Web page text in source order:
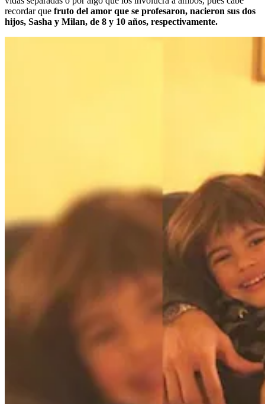
recordar que fruto del amor que se profesaron, nacieron sus dos
hijos, Sasha y Milan, de 8 y 10 años, respectivamente.